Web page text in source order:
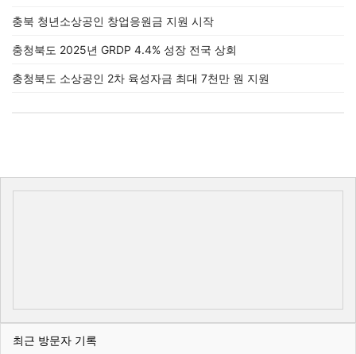
충북 청년소상공인 창업응원금 지원 시작
충청북도 2025년 GRDP 4.4% 성장 전국 상회
충청북도 소상공인 2차 육성자금 최대 7천만 원 지원
최근 방문자 기록